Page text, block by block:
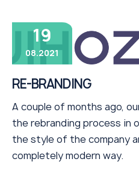
19
08.2021
RE-BRANDING
A couple of months ago,
the rebranding process in
the style of the company
completely modern way.